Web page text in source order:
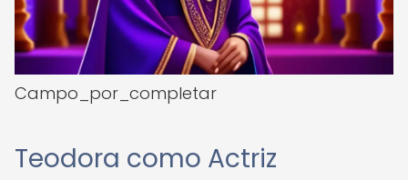
Campo_por_completar
Teodora como Actriz